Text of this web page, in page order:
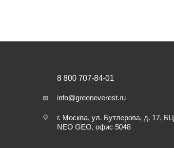
8 800 707-84-01
info@greeneverest.ru
г. Москва, ул. Бутлерова, д. 17, БЦ
NEO GEO, офис 5048